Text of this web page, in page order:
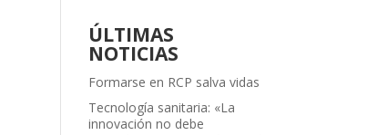
ÚLTIMAS
NOTICIAS
Formarse en RCP salva vidas
Tecnología sanitaria: «La
innovación no debe